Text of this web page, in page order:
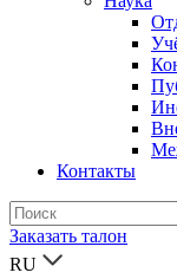
Контакты
Заказать талон
RU